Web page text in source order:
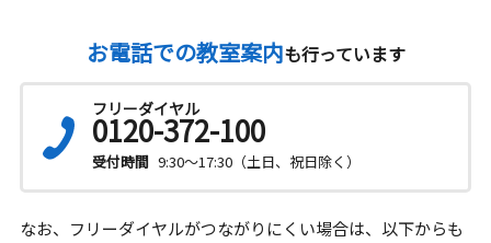
お電話での教室案内も行っています
フリーダイヤル
0120-372-100
受付時間 9:30～17:30（土日、祝日除く）
なお、フリーダイヤルがつながりにくい場合は、以下からも